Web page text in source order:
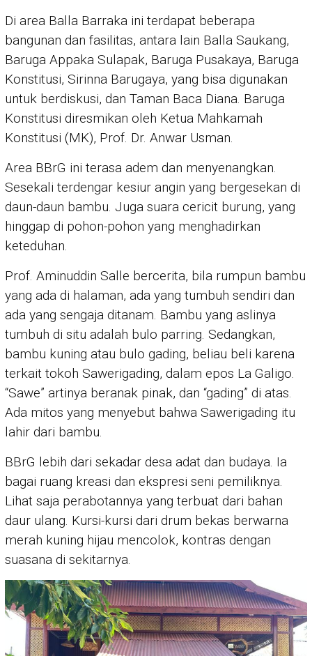
Di area Balla Barraka ini terdapat beberapa
bangunan dan fasilitas, antara lain Balla Saukang,
Baruga Appaka Sulapak, Baruga Pusakaya, Baruga
Konstitusi, Sirinna Barugaya, yang bisa digunakan
untuk berdiskusi, dan Taman Baca Diana. Baruga
Konstitusi diresmikan oleh Ketua Mahkamah
Konstitusi (MK), Prof. Dr. Anwar Usman.
Area BBrG ini terasa adem dan menyenangkan.
Sesekali terdengar kesiur angin yang bergesekan di
daun-daun bambu. Juga suara cericit burung, yang
hinggap di pohon-pohon yang menghadirkan
keteduhan.
Prof. Aminuddin Salle bercerita, bila rumpun bambu
yang ada di halaman, ada yang tumbuh sendiri dan
ada yang sengaja ditanam. Bambu yang aslinya
tumbuh di situ adalah bulo parring. Sedangkan,
bambu kuning atau bulo gading, beliau beli karena
terkait tokoh Sawerigading, dalam epos La Galigo.
“Sawe” artinya beranak pinak, dan “gading” di atas.
Ada mitos yang menyebut bahwa Sawerigading itu
lahir dari bambu.
BBrG lebih dari sekadar desa adat dan budaya. Ia
bagai ruang kreasi dan ekspresi seni pemiliknya.
Lihat saja perabotannya yang terbuat dari bahan
daur ulang. Kursi-kursi dari drum bekas berwarna
merah kuning hijau mencolok, kontras dengan
suasana di sekitarnya.